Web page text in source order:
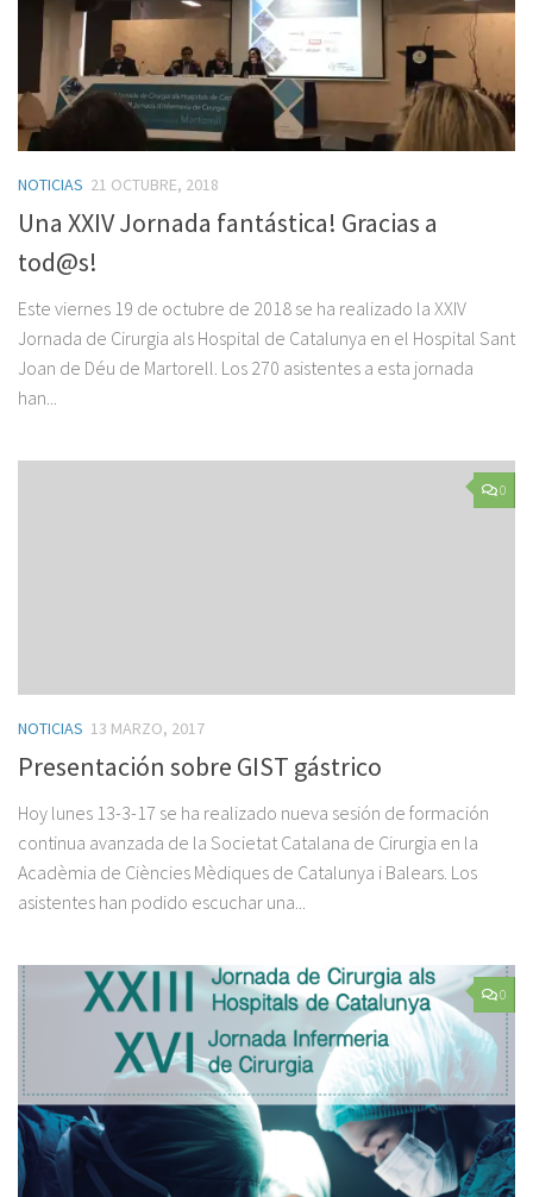
NOTICIAS 21 OCTUBRE, 2018
Una XXIV Jornada fantástica! Gracias a
tod@s!
Este viernes 19 de octubre de 2018 se ha realizado la XXIV
Jornada de Cirurgia als Hospital de Catalunya en el Hospital Sant
Joan de Déu de Martorell. Los 270 asistentes a esta jornada
han...
0
NOTICIAS 13 MARZO, 2017
Presentación sobre GIST gástrico
Hoy lunes 13-3-17 se ha realizado nueva sesión de formación
continua avanzada de la Societat Catalana de Cirurgia en la
Acadèmia de Ciències Mèdiques de Catalunya i Balears. Los
asistentes han podido escuchar una...
0